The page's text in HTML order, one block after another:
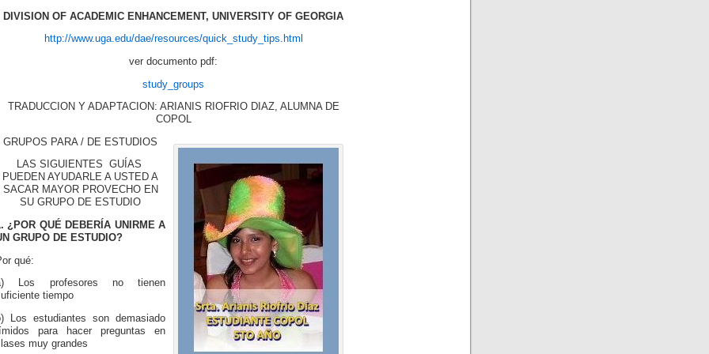
DIVISION OF ACADEMIC ENHANCEMENT, UNIVERSITY OF GEORGIA
http://www.uga.edu/dae/resources/quick_study_tips.html
ver documento pdf:
study_groups
TRADUCCION Y ADAPTACION: ARIANIS RIOFRIO DIAZ, ALUMNA DE
COPOL
GRUPOS PARA / DE ESTUDIOS
LAS SIGUIENTES GUÍAS
PUEDEN AYUDARLE A USTED A
SACAR MAYOR PROVECHO EN
SU GRUPO DE ESTUDIO
¿POR QUÉ DEBERÍA UNIRME A
GRUPO DE ESTUDIO?
qué:
Los profesores no tienen
tiempo
Los estudiantes son demasiado
para hacer preguntas en
muy grandes